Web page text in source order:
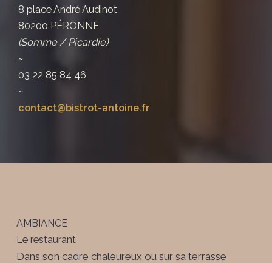
8 place André Audinot
80200 PÉRONNE
(Somme / Picardie)
~
03 22 85 84 46
~
contact@bistrot-antoine.fr
AMBIANCE
Le restaurant
Dans son cadre chaleureux ou sur sa terrasse